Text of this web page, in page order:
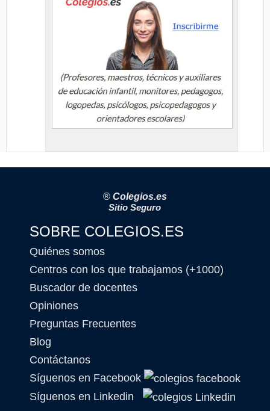
® Colegios.es
Sitio Seguro
SOBRE COLEGIOS.ES
Quiénes somos
Centros con los que trabajamos (+1000)
Buscador de docentes
Opiniones
Preguntas Frecuentes
Blog
Contáctanos
Síguenos en Facebook
Síguenos en Linkedin